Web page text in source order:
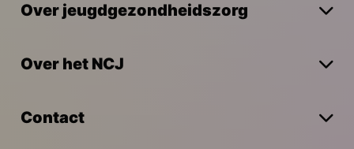
Over jeugdgezondheidszorg
Over het NCJ
Contact